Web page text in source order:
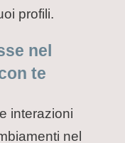
profili.
nel
te
interazioni
nel